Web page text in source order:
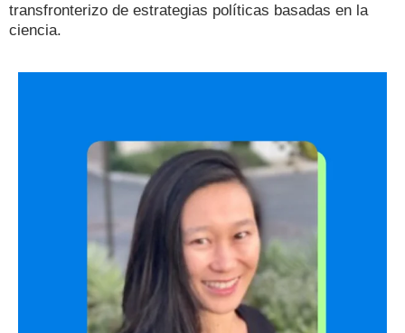
transfronterizo de estrategias políticas basadas en la
ciencia.